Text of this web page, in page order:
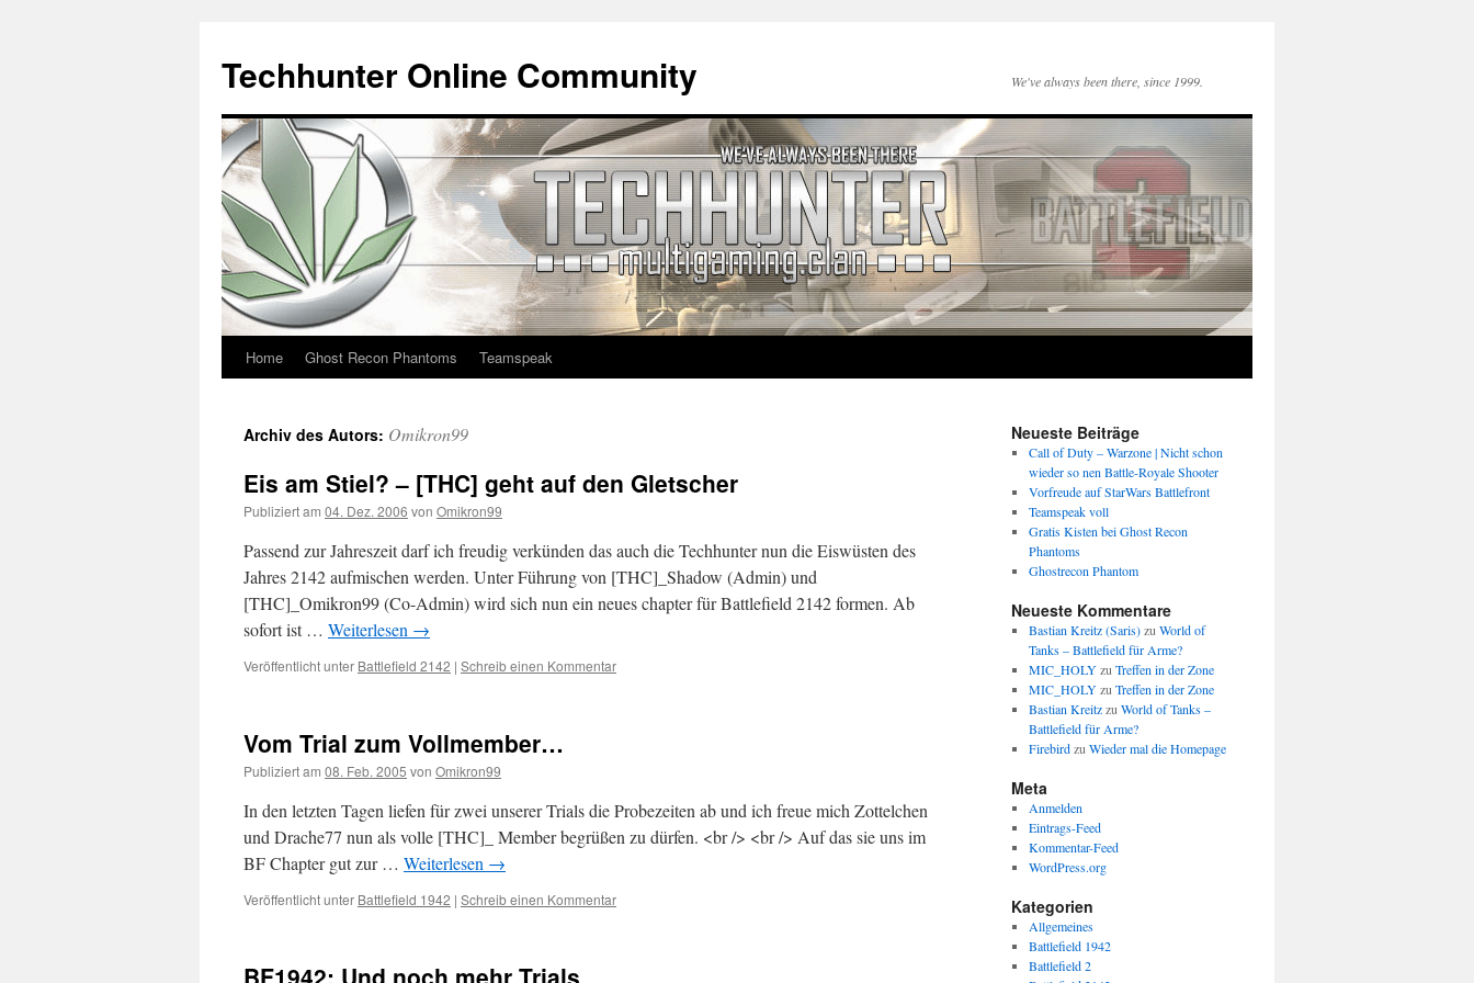
Techhunter Online Community We've always been there, since 1999.
Zum
springen
Home Ghost Recon Phantoms Teamspeak
Archiv des Autors: Omikron99
Eis am Stiel? – [THC] geht auf den Gletscher
Publiziert am 04. Dez. 2006 von Omikron99
Passend zur Jahreszeit darf ich freudig verkünden das auch die Techhunter nun die Eiswüsten des
Jahres 2142 aufmischen werden. Unter Führung von [THC]_Shadow (Admin) und
[THC]_Omikron99 (Co-Admin) wird sich nun ein neues chapter für Battlefield 2142 formen. Ab
sofort ist … Weiterlesen →
Veröffentlicht unter Battlefield 2142 | Schreib einen Kommentar
Vom Trial zum Vollmember…
Publiziert am 08. Feb. 2005 von Omikron99
In den letzten Tagen liefen für zwei unserer Trials die Probezeiten ab und ich freue mich Zottelchen
und Drache77 nun als volle [THC]_ Member begrüßen zu dürfen. <br /> <br /> Auf das sie uns im
BF Chapter gut zur … Weiterlesen →
Veröffentlicht unter Battlefield 1942 | Schreib einen Kommentar
BF1942: Und noch mehr Trials
Neueste Beiträge
Call of Duty – Warzone | Nicht schon
wieder so nen Battle-Royale Shooter
Vorfreude auf StarWars Battlefront
Teamspeak voll
Gratis Kisten bei Ghost Recon
Phantoms
Ghostrecon Phantom
Neueste Kommentare
Bastian Kreitz (Saris)zu World of
Tanks – Battlefield für Arme?
MIC_HOLYzu Treffen in der Zone
MIC_HOLYzu Treffen in der Zone
Bastian Kreitzzu World of Tanks –
Battlefield für Arme?
Firebirdzu Wieder mal die Homepage
Meta
Anmelden
Eintrags-Feed
Kommentar-Feed
WordPress.org
Kategorien
Allgemeines
Battlefield 1942
Battlefield 2